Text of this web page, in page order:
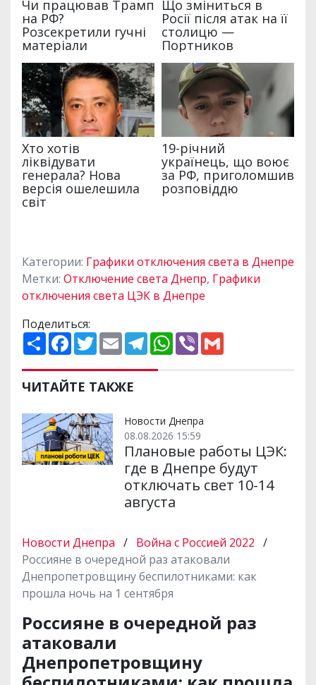
Категории: Графики отключения света в Днепре
Метки: Отключение света Днепр, Графики
отключения света ЦЭК в Днепре
Поделиться:
П
о
и
р
и
и
F
a
e
b
o
k
T
w
t
t
e
E
m
i
l
T
e
e
m
W
h
p
V
ЧИТАЙТЕ ТАКЖЕ
Новости Днепра
08.08.2026 15:59
Плановые работы ЦЭК:
где в Днепре будут
отключать свет 10-14
августа
Новости Днепра / Война с Россией 2022 /
Россияне в очередной раз атаковали
Днепропетровщину беспилотниками: как
прошла ночь на 1 сентября
Россияне в очередной раз
атаковали
Днепропетровщину